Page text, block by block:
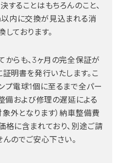
ることはもちろんのこと、
内に交換が見込まれる消
ております。
からも、3ヶ月の完全保証が
明書を発行いたします。こ
プ電球1個に至るまで全パー
備および修理の遅延による
外となります）納車整備費
格に含まれており、別途ご請
のでご安心下さい。